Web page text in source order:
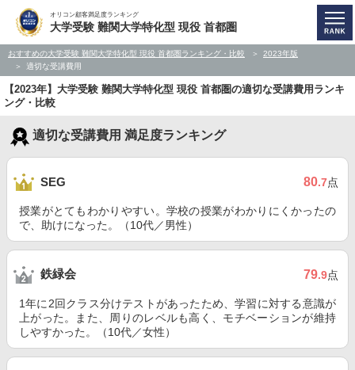
オリコン顧客満足度ランキング
大学受験 難関大学特化型 現役 首都圏
おすすめの大学受験 難関大学特化型 現役 首都圏ランキング・比較
2023年版
適切な受講費用
【2023年】大学受験 難関大学特化型 現役 首都圏の適切な受講費用ランキ
ング・比較
適切な受講費用 満足度ランキング
SEG 80.7点
授業がとてもわかりやすい。学校の授業がわかりにくかったの
で、助けになった。（10代／男性）
鉄緑会 79.9点
1年に2回クラス分けテストがあったため、学習に対する意識が
上がった。また、周りのレベルも高く、モチベーションが維持
しやすかった。（10代／女性）